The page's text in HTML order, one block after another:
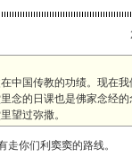
中国传教的功绩。现在
念的日课也是佛家念经
望过弥撒。
你们利窦窦的路线。